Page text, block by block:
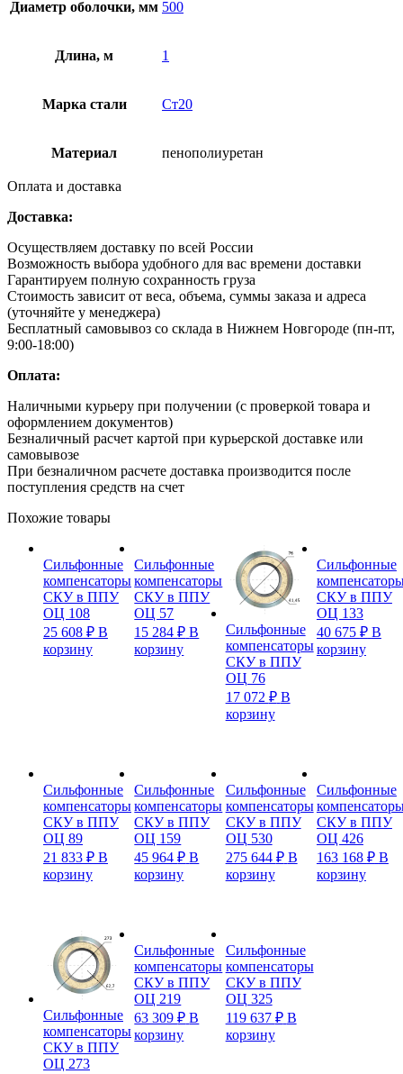
Диаметр оболочки, мм 500
Длина, м 1
Марка стали Ст20
Материал пенополиуретан
Оплата и доставка
Доставка:
Осуществляем доставку по всей России
Возможность выбора удобного для вас времени доставки
Гарантируем полную сохранность груза
Стоимость зависит от веса, объема, суммы заказа и адреса
(уточняйте у менеджера)
Бесплатный самовывоз со склада в Нижнем Новгороде (пн-пт,
9:00-18:00)
Оплата:
Наличными курьеру при получении (с проверкой товара и
оформлением документов)
Безналичный расчет картой при курьерской доставке или
самовывозе
При безналичном расчете доставка производится после
поступления средств на счет
Похожие товары
Сильфонные
компенсаторы
СКУ в ППУ
ОЦ 108
25 608 ₽ В
корзину
Сильфонные
компенсаторы
СКУ в ППУ
ОЦ 57
15 284₽ В
корзину
Сильфонные
компенсаторы
СКУ в ППУ
ОЦ 76
17 072 ₽ В
корзину
Сильфонные
СКУ в ППУ
ОЦ 133
40 675 ₽ В
корзину
Сильфонные
компенсаторы
СКУ в ППУ
ОЦ 89
21 833 ₽ В
корзину
Сильфонные
компенсаторы
СКУ в ППУ
ОЦ 159
45 964₽ В
корзину
Сильфонные
компенсаторы
СКУ в ППУ
ОЦ 530
275 644 ₽ В
корзину
Сильфонные
СКУ в ППУ
ОЦ 426
163 168 ₽ В
корзину
Сильфонные
компенсаторы
СКУ в ППУ
ОЦ 273
Сильфонные
компенсаторы
СКУ в ППУ
ОЦ 219
63 309₽ В
корзину
Сильфонные
компенсаторы
СКУ в ППУ
ОЦ 325
119 637 ₽ В
корзину